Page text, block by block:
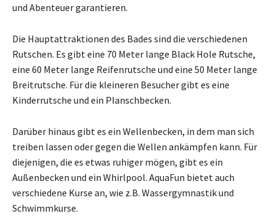
und Abenteuer garantieren.
Die Hauptattraktionen des Bades sind die verschiedenen
Rutschen. Es gibt eine 70 Meter lange Black Hole Rutsche,
eine 60 Meter lange Reifenrutsche und eine 50 Meter lange
Breitrutsche. Für die kleineren Besucher gibt es eine
Kinderrutsche und ein Planschbecken.
Darüber hinaus gibt es ein Wellenbecken, in dem man sich
treiben lassen oder gegen die Wellen ankämpfen kann. Für
diejenigen, die es etwas ruhiger mögen, gibt es ein
Außenbecken und ein Whirlpool. AquaFun bietet auch
verschiedene Kurse an, wie z.B. Wassergymnastik und
Schwimmkurse.